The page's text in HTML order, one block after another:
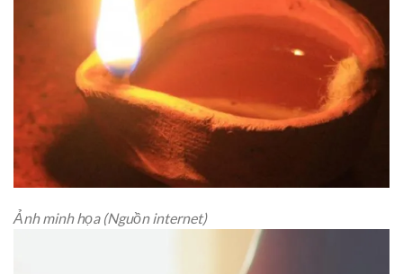
Ảnh minh họa (Nguồn internet)